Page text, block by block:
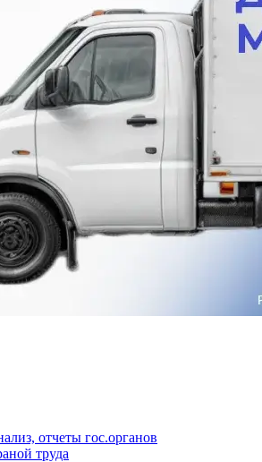
отчеты гос.органов
труда